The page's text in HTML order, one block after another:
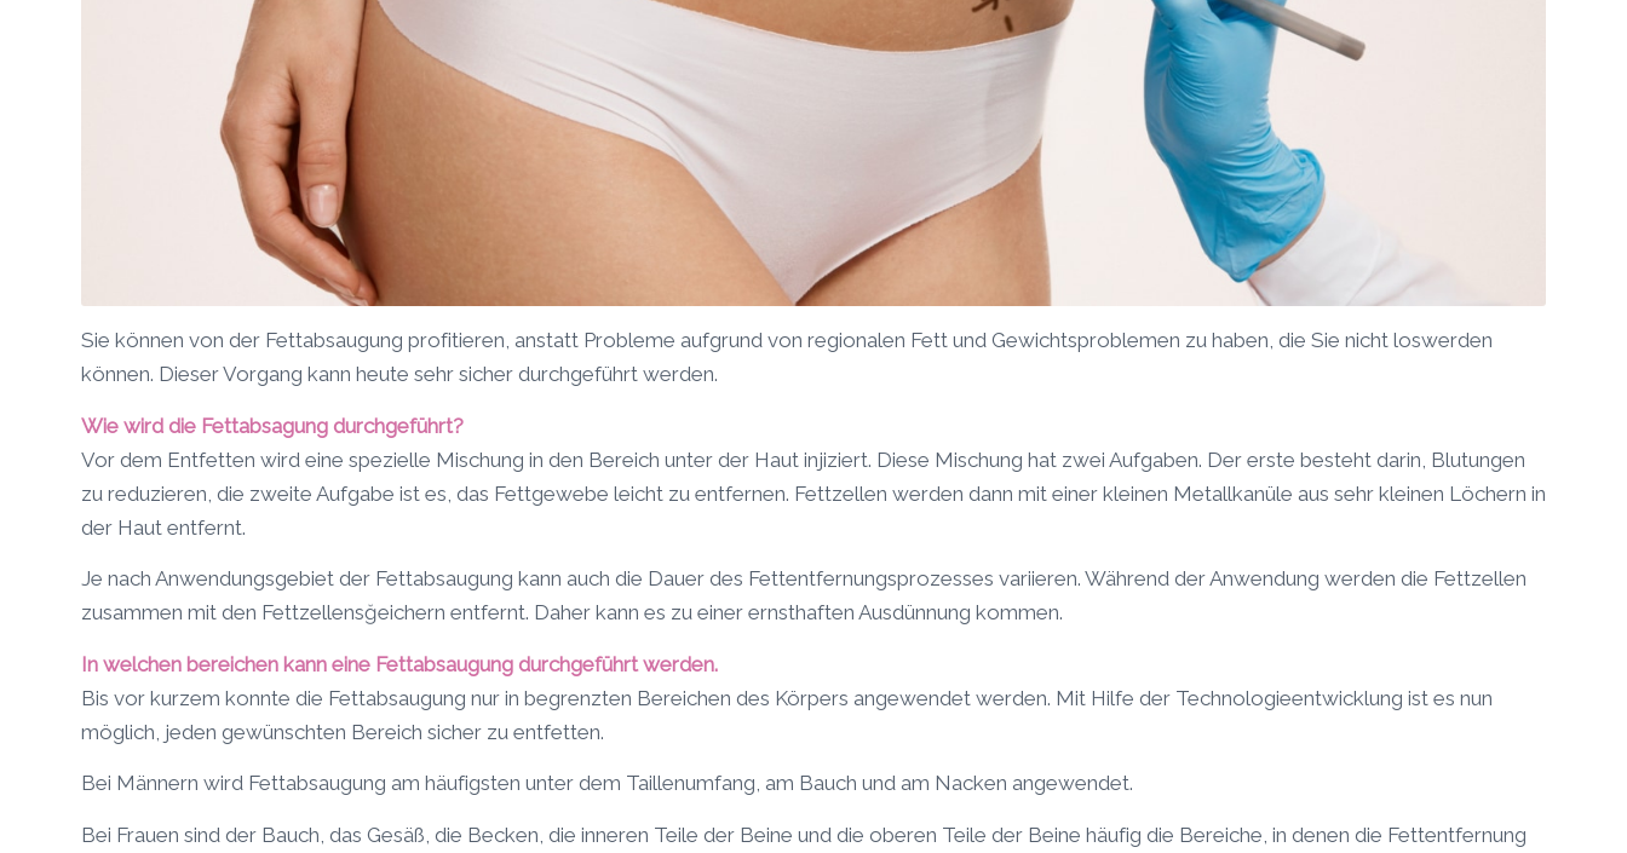
Sie können von der Fettabsaugung profitieren, anstatt Probleme aufgrund von regionalen Fett und Gewichtsproblemen zu haben, die Sie nicht loswerden
können. Dieser Vorgang kann heute sehr sicher durchgeführt werden.
Wie wird die Fettabsagung durchgeführt?
Vor dem Entfetten wird eine spezielle Mischung in den Bereich unter der Haut injiziert. Diese Mischung hat zwei Aufgaben. Der erste besteht darin, Blutungen
zu reduzieren, die zweite Aufgabe ist es, das Fettgewebe leicht zu entfernen. Fettzellen werden dann mit einer kleinen Metallkanüle aus sehr kleinen Löchern in
der Haut entfernt.
Je nach Anwendungsgebiet der Fettabsaugung kann auch die Dauer des Fettentfernungsprozesses variieren. Während der Anwendung werden die Fettzellen
zusammen mit den Fettzellensğeichern entfernt. Daher kann es zu einer ernsthaften Ausdünnung kommen.
In welchen bereichen kann eine Fettabsaugung durchgeführt werden.
Bis vor kurzem konnte die Fettabsaugung nur in begrenzten Bereichen des Körpers angewendet werden. Mit Hilfe der Technologieentwicklung ist es nun
möglich, jeden gewünschten Bereich sicher zu entfetten.
Bei Männern wird Fettabsaugung am häufigsten unter dem Taillenumfang, am Bauch und am Nacken angewendet.
Bei Frauen sind der Bauch, das Gesäß, die Becken, die inneren Teile der Beine und die oberen Teile der Beine häufig die Bereiche, in denen die Fettentfernung